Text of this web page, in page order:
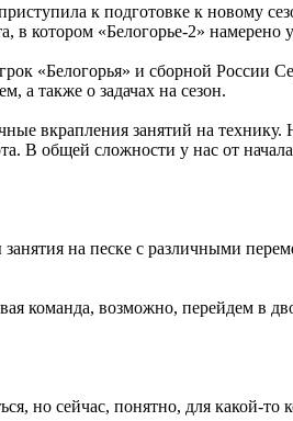
к подготовке к новому
котором «Белогорье-2» намерено
«Белогорья» и сборной
а также о задачах на сезон.
вкрапления занятий на
В общей сложности у нас от
на песке с различными
команда, возможно, перейдем в
но сейчас, понятно, для